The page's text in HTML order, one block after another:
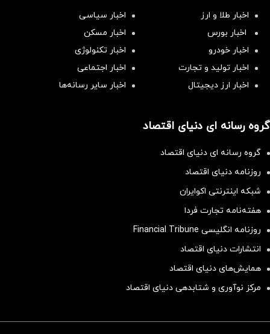
اخبار طلا و ارز
اخبار سیاسی
اخبار بورس
اخبار مسکن
اخبار خودرو
اخبار تکنولوژی
اخبار تولید و تجارت
اخبار اجتماعی
اخبار ارز دیجیتال
اخبار سایر رسانه‌‌ها
گروه رسانه ای دنیای اقتصاد
گروه رسانه ای دنیای اقتصاد
روزنامه دنیای اقتصاد
شبکه اینترنتی اکوایران
هفته‌نامه تجارت فردا
روزنامه انگلیسی Financial Tribune
انتشارات دنیای اقتصاد
همایش‌های دنیای اقتصاد
مرکز نوآوری و شتابدهی دنیای اقتصاد